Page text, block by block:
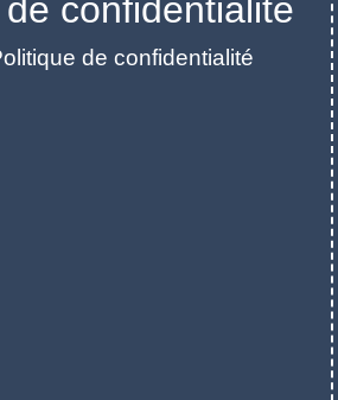
confidentialité
de confidentialité